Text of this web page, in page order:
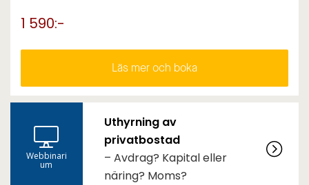
1 590:-
Läs mer och boka
Webbinari
um
Uthyrning av
privatbostad
– Avdrag? Kapital eller
näring? Moms?